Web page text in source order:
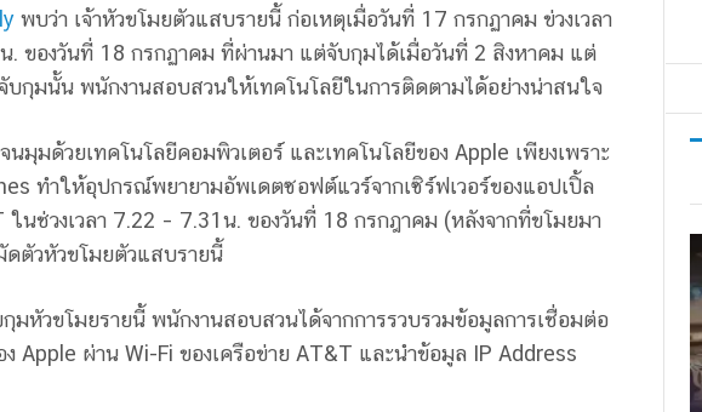
พบว่า เจ้าหัวขโมยตัวแสบรายนี้ ก่อเหตุเมื่อวันที่ 17 กรกฏาคม ข่วงเวลา
. ของวันที่ 18 กรกฏาคม ที่ผ่านมา แต่จับกุมได้เมื่อวันที่ 2 สิงหาคม แต่
กุมนั้น พนักงานสอบสวนให้เทคโนโลยีในการติดตามได้อย่างน่าสนใจ
มุมด้วยเทคโนโลยีคอมพิวเตอร์ และเทคโนโลยีของ Apple เพียงเพราะ
ทำให้อุปกรณ์พยายามอัพเดตซอฟต์แวร์จากเซิร์ฟเวอร์ของแอปเปิ้ล
ในช่วงเวลา 7.22 – 7.31น. ของวันที่ 18 กรกฎาคม (หลังจากที่ขโมยมา
ดตัวหัวขโมยตัวแสบรายนี้
มหัวขโมยรายนี้ พนักงานสอบสวนได้จากการรวบรวมข้อมูลการเชื่อมต่อ
ง Apple ผ่าน Wi-Fi ของเครือข่าย AT&T และนำข้อมูล IP Address